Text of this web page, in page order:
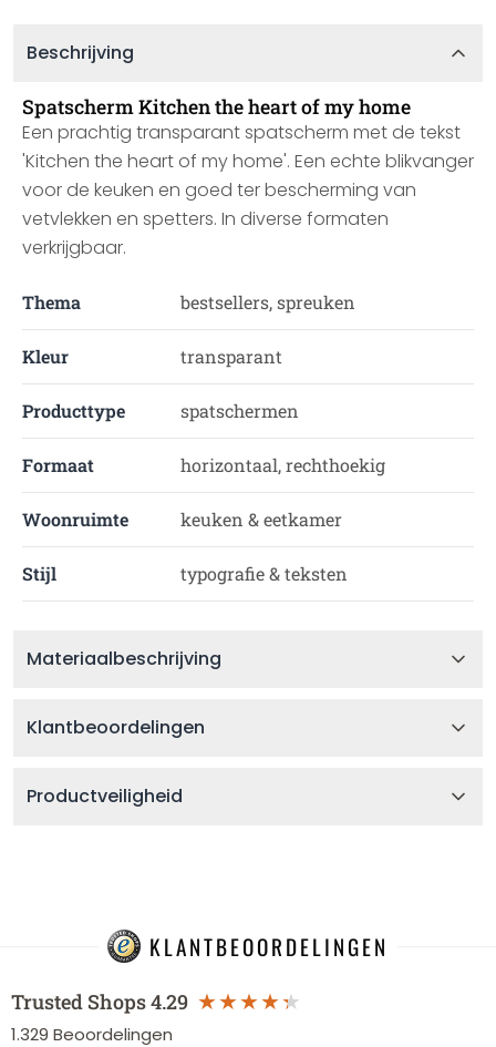
Beschrijving
Spatscherm Kitchen the heart of my home
Een prachtig transparant spatscherm met de tekst
'Kitchen the heart of my home'. Een echte blikvanger
voor de keuken en goed ter bescherming van
vetvlekken en spetters. In diverse formaten
verkrijgbaar.
Thema bestsellers, spreuken
Kleur transparant
Producttype spatschermen
Formaat horizontaal, rechthoekig
Woonruimte keuken & eetkamer
Stijl typografie & teksten
Materiaalbeschrijving
Klantbeoordelingen
Productveiligheid
KLANTBEOORDELINGEN
Trusted Shops4.29
1.329 Beoordelingen